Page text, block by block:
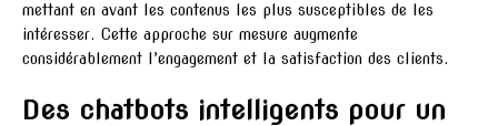
mettant en avant les contenus les plus susceptibles de les
intéresser. Cette approche sur mesure augmente
considérablement l’engagement et la satisfaction des clients.
Des chatbots intelligents pour un